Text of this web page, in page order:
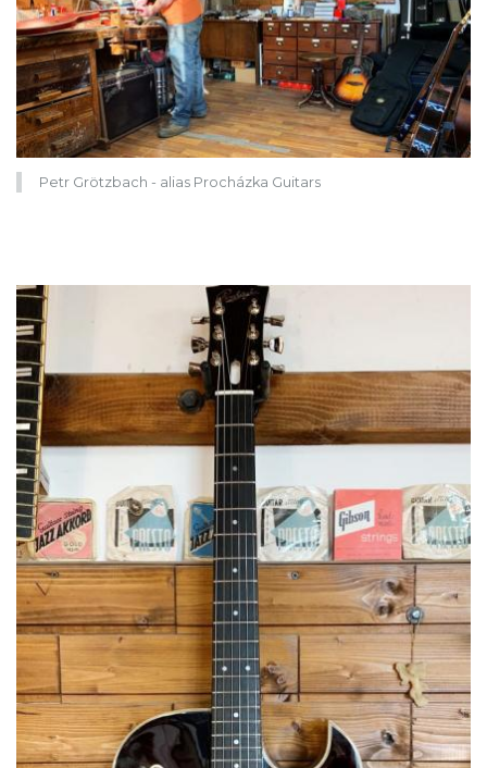
Petr Grötzbach - alias Procházka Guitars